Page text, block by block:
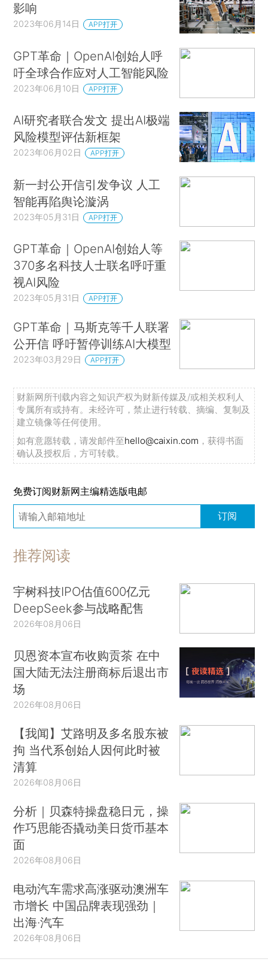
影响
2023年06月14日 APP打开
GPT革命｜OpenAI创始人呼
吁全球合作应对人工智能风险
2023年06月10日 APP打开
AI研究者联合发文 提出AI极端
风险模型评估新框架
2023年06月02日 APP打开
新一封公开信引发争议 人工
智能再陷舆论漩涡
2023年05月31日 APP打开
GPT革命｜OpenAI创始人等
370多名科技人士联名呼吁重
视AI风险
2023年05月31日 APP打开
GPT革命｜马斯克等千人联署
公开信 呼吁暂停训练AI大模型
2023年03月29日 APP打开
财新网所刊载内容之知识产权为财新传媒及/或相关权利人
专属所有或持有。未经许可，禁止进行转载、摘编、复制及
建立镜像等任何使用。
如有意愿转载，请发邮件至hello@caixin.com ，获得书面
确认及授权后，方可转载。
免费订阅财新网主编精选版电邮
订阅
推荐阅读
宇树科技IPO估值600亿元
DeepSeek参与战略配售
2026年08月06日
贝恩资本宣布收购贡茶 在中
国大陆无法注册商标后退出市
场
2026年08月06日
【我闻】艾路明及多名股东被
拘 当代系创始人因何此时被
清算
2026年08月06日
分析｜贝森特操盘稳日元，操
作巧思能否撬动美日货币基本
面
2026年08月06日
电动汽车需求高涨驱动澳洲车
市增长 中国品牌表现强劲｜
出海·汽车
2026年08月06日